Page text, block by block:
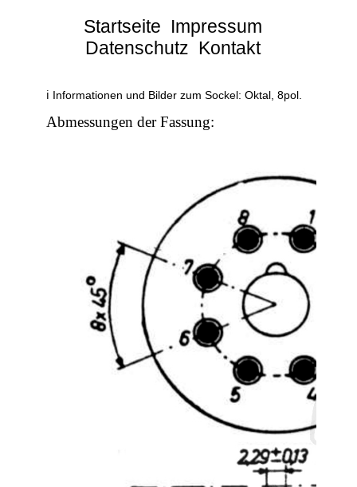
Startseite Impressum
Datenschutz Kontakt
ℹ Informationen und Bilder zum Sockel: Oktal, 8pol.
Abmessungen der Fassung: